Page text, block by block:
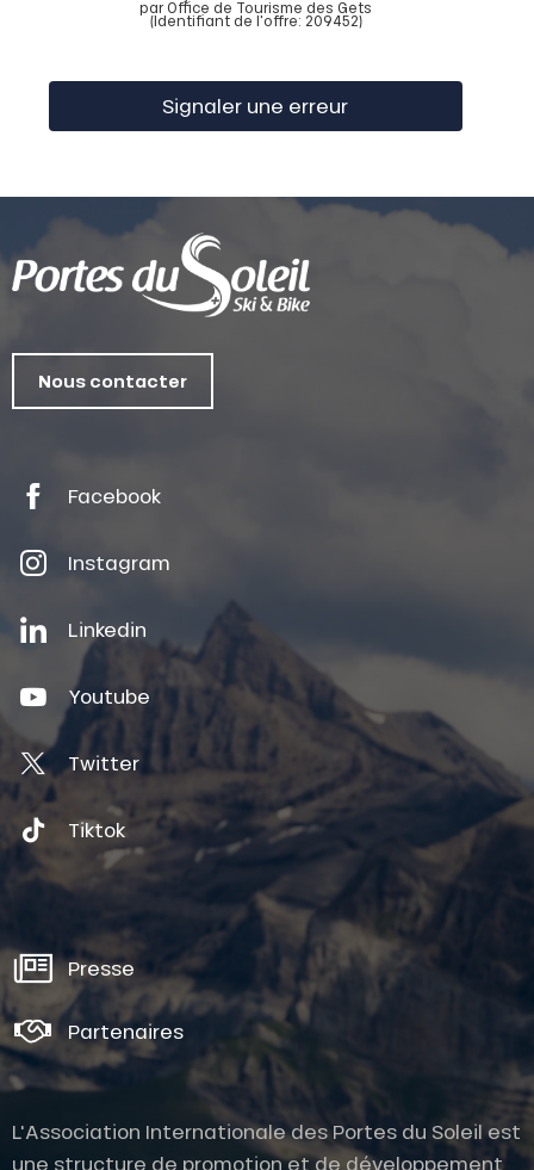
par Office de Tourisme des Gets
(Identifiant de l'offre: 209452)
Signaler une erreur
Nous contacter
Facebook
Instagram
Linkedin
Youtube
Twitter
Tiktok
Presse
Partenaires
L'Association Internationale des Portes du Soleil est
une structure de promotion et de développement